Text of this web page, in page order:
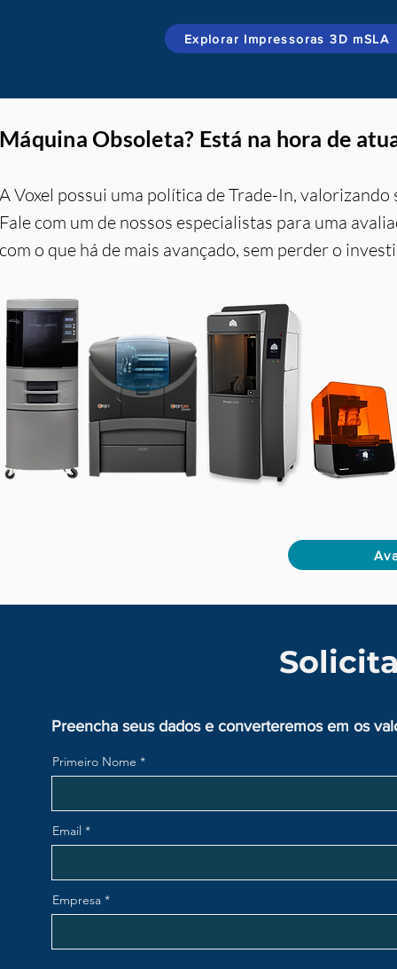
Explorar Impressoras 3D mSLA
Máquina Obsoleta? Está na hora de
A Voxel possui uma política de Trade-In,
Fale com um de nossos especialistas para uma
com o que há de mais avançado, sem perder o
Preencha seus dados e converteremos em os
Primeiro Nome
Email
Empresa